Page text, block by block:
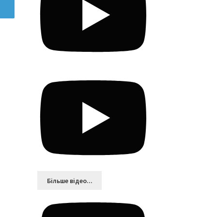
Більшe відео...